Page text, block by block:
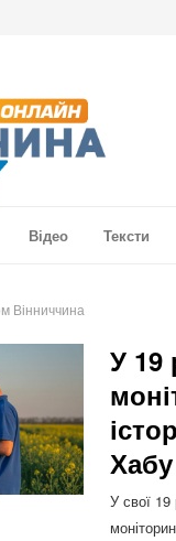
Відео Тексти
Вінниччина
У 19
У свої